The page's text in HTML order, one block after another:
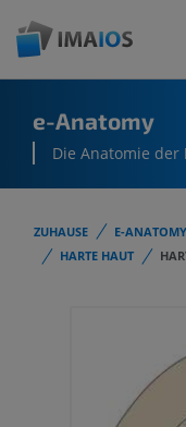
e-Anatomy
Die Anatomie der
ZUHAUSE E-ANATOMY
HARTE HAUT